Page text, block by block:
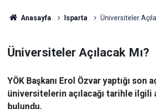
Anasayfa Isparta Üniversiteler
Üniversiteler Açılacak Mı?
YÖK Başkanı Erol Özvar yaptığı son
üniversitelerin açılacağı tarihle ilgili
bulundu.